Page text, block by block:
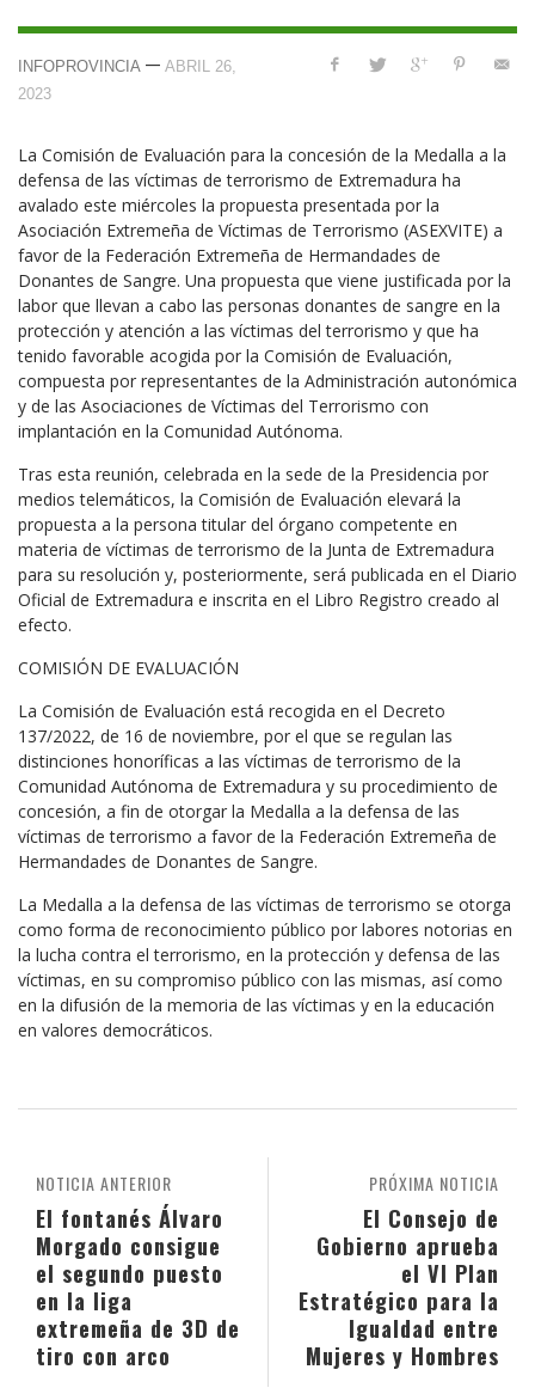
INFOPROVINCIA — ABRIL 26,
2023
La Comisión de Evaluación para la concesión de la Medalla a la
defensa de las víctimas de terrorismo de Extremadura ha
avalado este miércoles la propuesta presentada por la
Asociación Extremeña de Víctimas de Terrorismo (ASEXVITE) a
favor de la Federación Extremeña de Hermandades de
Donantes de Sangre. Una propuesta que viene justificada por la
labor que llevan a cabo las personas donantes de sangre en la
protección y atención a las víctimas del terrorismo y que ha
tenido favorable acogida por la Comisión de Evaluación,
compuesta por representantes de la Administración autonómica
y de las Asociaciones de Víctimas del Terrorismo con
implantación en la Comunidad Autónoma.
Tras esta reunión, celebrada en la sede de la Presidencia por
medios telemáticos, la Comisión de Evaluación elevará la
propuesta a la persona titular del órgano competente en
materia de víctimas de terrorismo de la Junta de Extremadura
para su resolución y, posteriormente, será publicada en el Diario
Oficial de Extremadura e inscrita en el Libro Registro creado al
efecto.
COMISIÓN DE EVALUACIÓN
La Comisión de Evaluación está recogida en el Decreto
137/2022, de 16 de noviembre, por el que se regulan las
distinciones honoríficas a las víctimas de terrorismo de la
Comunidad Autónoma de Extremadura y su procedimiento de
concesión, a fin de otorgar la Medalla a la defensa de las
víctimas de terrorismo a favor de la Federación Extremeña de
Hermandades de Donantes de Sangre.
La Medalla a la defensa de las víctimas de terrorismo se otorga
como forma de reconocimiento público por labores notorias en
la lucha contra el terrorismo, en la protección y defensa de las
víctimas, en su compromiso público con las mismas, así como
en la difusión de la memoria de las víctimas y en la educación
en valores democráticos.
PRÓXIMA NOTICIA
El Consejo de
Gobierno aprueba
el VI Plan
Estratégico para la
Igualdad entre
Mujeres y Hombres
NOTICIA ANTERIOR
El fontanés Álvaro
Morgado consigue
el segundo puesto
en la liga
extremeña de 3D de
tiro con arco